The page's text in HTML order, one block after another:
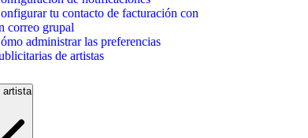
tu contacto de facturación con
correo grupal
administrar las preferencias
de artistas
artista